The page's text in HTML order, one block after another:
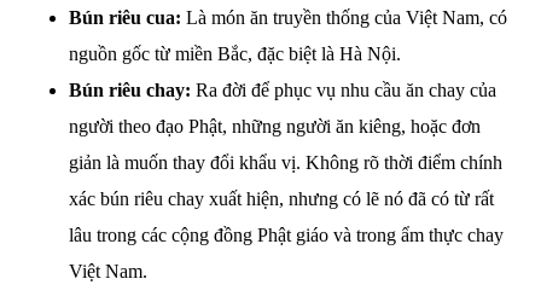
Bún riêu cua: Là món ăn truyền thống của Việt Nam, có
nguồn gốc từ miền Bắc, đặc biệt là Hà Nội.
Bún riêu chay: Ra đời để phục vụ nhu cầu ăn chay của
người theo đạo Phật, những người ăn kiêng, hoặc đơn
giản là muốn thay đổi khẩu vị. Không rõ thời điểm chính
xác bún riêu chay xuất hiện, nhưng có lẽ nó đã có từ rất
lâu trong các cộng đồng Phật giáo và trong ẩm thực chay
Việt Nam.